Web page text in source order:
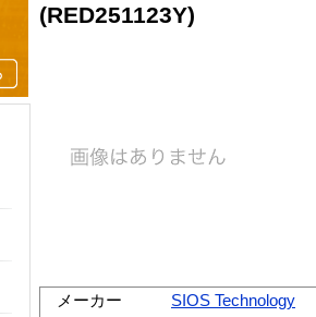
(RED251123Y)
メーカー
SIOS Technology